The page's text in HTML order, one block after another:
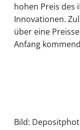
hohen Preis des
Innovationen.
über eine
Anfang
Bild: